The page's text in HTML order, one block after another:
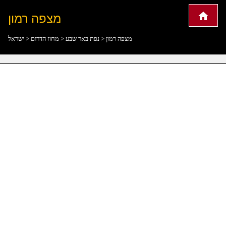
מצפה רמון
ישראל > מחוז הדרום > נפת באר שבע > מצפה רמון